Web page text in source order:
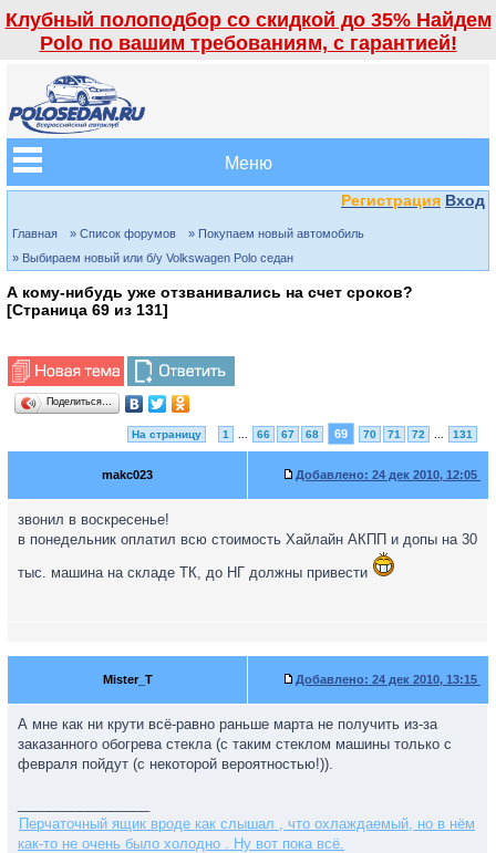
Клубный полоподбор со скидкой до 35% Найдем
Polo по вашим требованиям, с гарантией!
Меню
Регистрация Вход
Главная » Список форумов
» Покупаем новый автомобиль
» Выбираем новый или б/у Volkswagen Polo седан
А кому-нибудь уже отзванивались на счет сроков?
[Страница 69 из 131]
Поделиться…
На страницу 1 66 67 68 69 70 71 72 131
makc023 Добавлено: 24 дек 2010, 12:05
звонил в воскресенье!
в понедельник оплатил всю стоимость Хайлайн АКПП и допы на 30
тыс. машина на складе ТК, до НГ должны привести
Mister_T Добавлено: 24 дек 2010, 13:15
А мне как ни крути всё-равно раньше марта не получить из-за
заказанного обогрева стекла (с таким стеклом машины только с
февраля пойдут (с некоторой вероятностью!)).
Перчаточный ящик вроде как слышал , что охлаждаемый, но в нём
как-то не очень было холодно . Ну вот пока всё.